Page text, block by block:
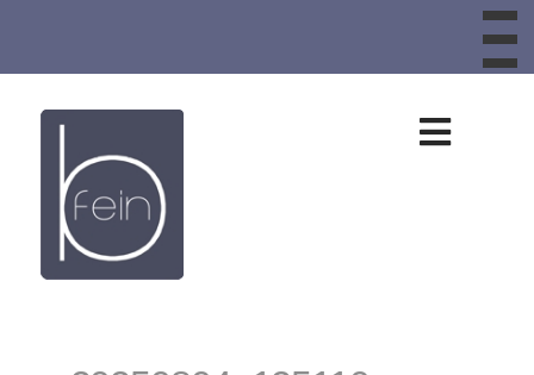
Design
aus
Schafwolle,